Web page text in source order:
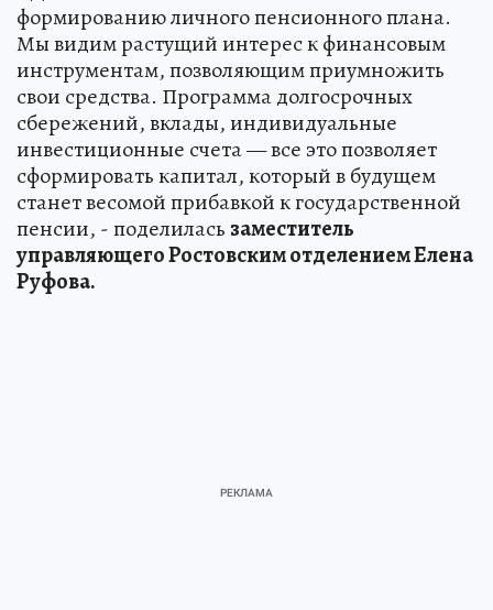
формированию личного пенсионного плана.
Мы видим растущий интерес к финансовым
инструментам, позволяющим приумножить
свои средства. Программа долгосрочных
сбережений, вклады, индивидуальные
инвестиционные счета — все это позволяет
сформировать капитал, который в будущем
станет весомой прибавкой к государственной
пенсии, - поделилась заместитель
управляющего Ростовским отделением Елена
Руфова.